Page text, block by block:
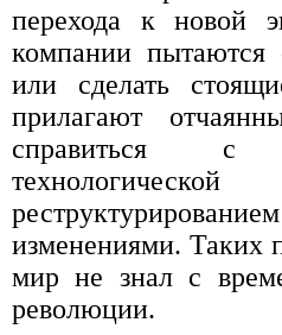
перехода к новой
компании пытаются
или сделать
прилагают
справиться с
изменениями. Таких
мир не знал с
революции.